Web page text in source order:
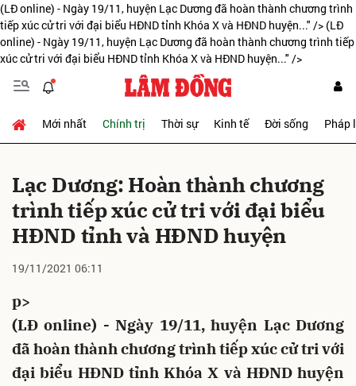
(LĐ online) - Ngày 19/11, huyện Lạc Dương đã hoàn thành chương trình
tiếp xúc cử tri với đại biểu HĐND tỉnh Khóa X và HĐND huyện..." /> (LĐ
online) - Ngày 19/11, huyện Lạc Dương đã hoàn thành chương trình tiếp
xúc cử tri với đại biểu HĐND tỉnh Khóa X và HĐND huyện..." />
Mới nhất Chính trị Thời sự Kinh tế Đời sống Pháp
Lạc Dương: Hoàn thành chương
trình tiếp xúc cử tri với đại biểu
HĐND tỉnh và HĐND huyện
19/11/2021 06:11
p>
(LĐ online) - Ngày 19/11, huyện Lạc Dương
đã hoàn thành chương trình tiếp xúc cử tri với
đại biểu HĐND tỉnh Khóa X và HĐND huyện
Gửi bình luận
Hủy